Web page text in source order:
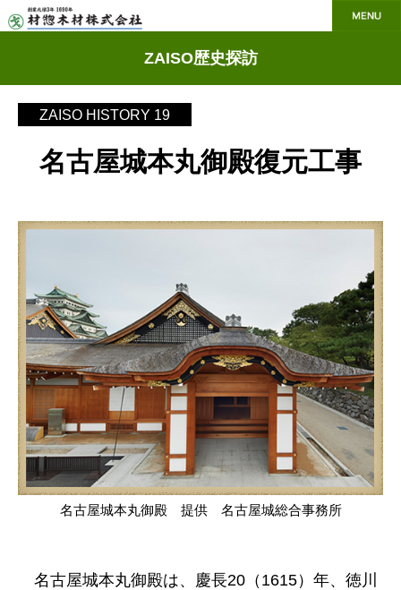
ZAISO歴史探訪
ZAISO HISTORY 19
名古屋城本丸御殿復元工事
名古屋城本丸御殿 提供 名古屋城総合事務所
名古屋城本丸御殿は、慶長20（1615）年、徳川